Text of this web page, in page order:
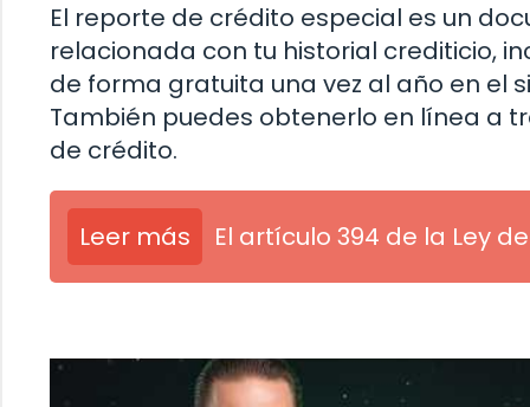
El reporte de crédito especial es un
relacionada con tu historial crediticio,
de forma gratuita una vez al año en el
También puedes obtenerlo en línea a
de crédito.
Leer más El artículo 394 de la Ley